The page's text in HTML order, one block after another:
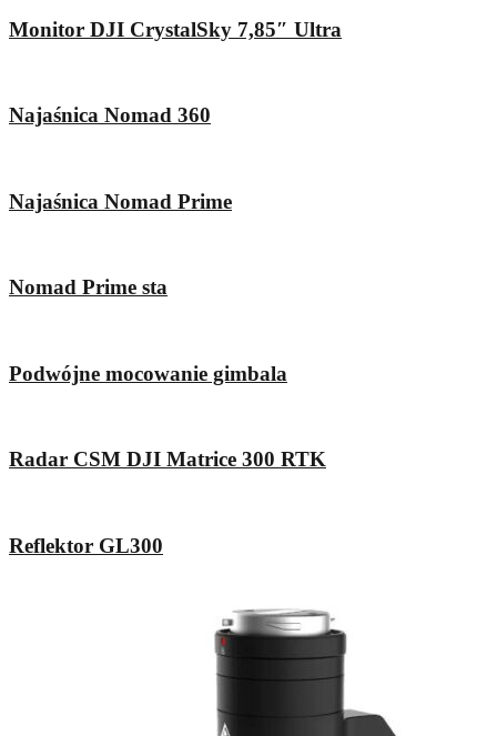
Monitor DJI CrystalSky 7,85″ Ultra
Najaśnica Nomad 360
Najaśnica Nomad Prime
Nomad Prime sta
Podwójne mocowanie gimbala
Radar CSM DJI Matrice 300 RTK
Reflektor GL300